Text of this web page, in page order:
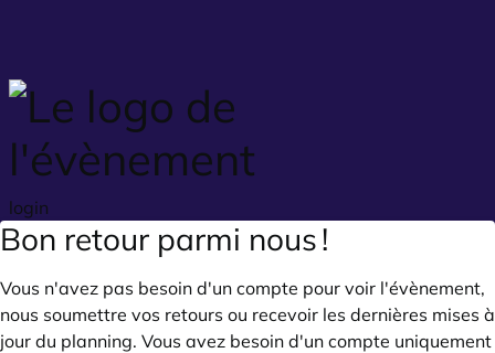
login
Bon retour parmi nous !
Vous n'avez pas besoin d'un compte pour voir l'évènement,
nous soumettre vos retours ou recevoir les dernières mises à
jour du planning. Vous avez besoin d'un compte uniquement